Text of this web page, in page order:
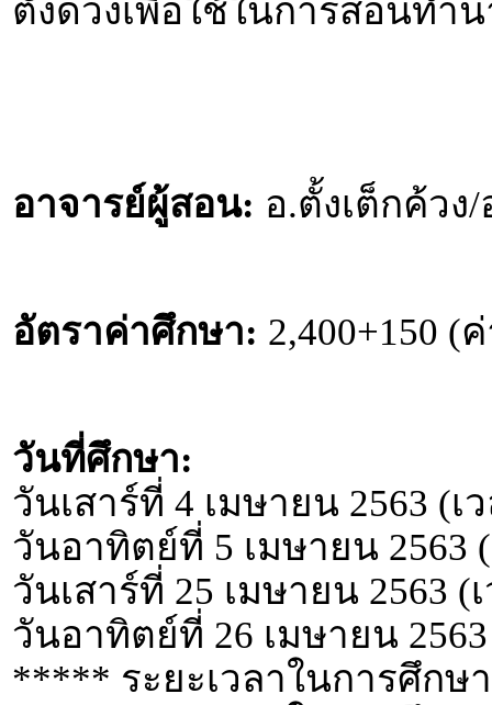
ตั้งดวงเพื่อใช้ในการสอนทำ
อาจารย์ผู้สอน: อ.ตั้งเต็กค้ว
อัตราค่าศึกษา: 2,400+150 (
วันที่ศึกษา:
วันเสาร์ที่ 4 เมษายน 2563 (เ
วันอาทิตย์ที่ 5 เมษายน 2563 (
วันเสาร์ที่ 25 เมษายน 2563 (
วันอาทิตย์ที่ 26 เมษายน 2563
***** ระยะเวลาในการศึกษ